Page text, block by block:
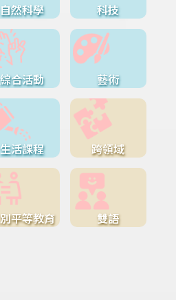
自然科學 科技
綜合活動 藝術
生活課程 跨領域
平等教育 雙語